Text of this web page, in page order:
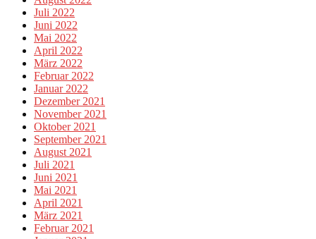
Juli 2022
Juni 2022
Mai 2022
April 2022
März 2022
Februar 2022
Januar 2022
Dezember 2021
November 2021
Oktober 2021
September 2021
August 2021
Juli 2021
Juni 2021
Mai 2021
April 2021
März 2021
Februar 2021